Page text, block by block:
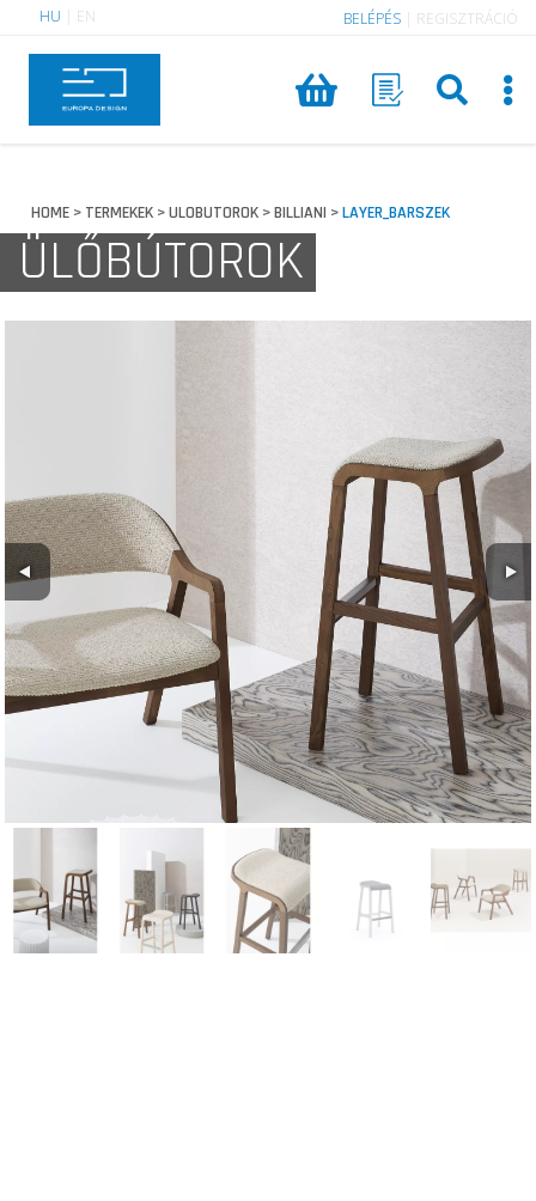
HU EN BELÉPÉS REGISZTRÁCIÓ
HOME > TERMEKEK >ULOBUTOROK >BILLIANI >LAYER_BARSZEK
ÜLŐBÚTOROK